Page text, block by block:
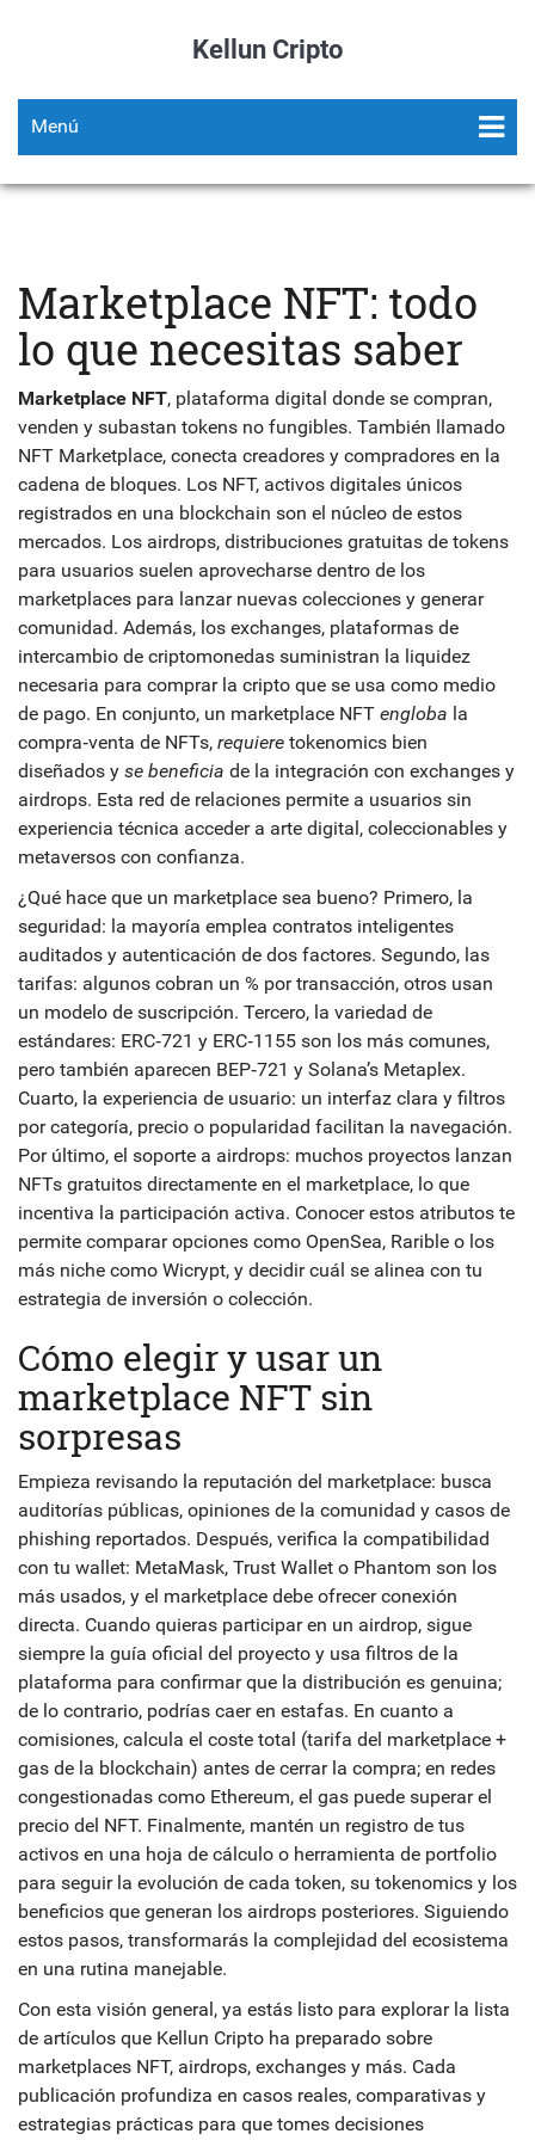
Kellun Cripto
Menú
Marketplace NFT: todo
lo que necesitas saber
Marketplace NFT, plataforma digital donde se compran,
venden y subastan tokens no fungibles. También llamado
NFT Marketplace, conecta creadores y compradores en la
cadena de bloques. Los NFT, activos digitales únicos
registrados en una blockchain son el núcleo de estos
mercados. Los airdrops, distribuciones gratuitas de tokens
para usuarios suelen aprovecharse dentro de los
marketplaces para lanzar nuevas colecciones y generar
comunidad. Además, los exchanges, plataformas de
intercambio de criptomonedas suministran la liquidez
necesaria para comprar la cripto que se usa como medio
de pago. En conjunto, un marketplace NFT engloba la
compra‑venta de NFTs, requiere tokenomics bien
diseñados y se beneficia de la integración con exchanges y
airdrops. Esta red de relaciones permite a usuarios sin
experiencia técnica acceder a arte digital, coleccionables y
metaversos con confianza.
¿Qué hace que un marketplace sea bueno? Primero, la
seguridad: la mayoría emplea contratos inteligentes
auditados y autenticación de dos factores. Segundo, las
tarifas: algunos cobran un % por transacción, otros usan
un modelo de suscripción. Tercero, la variedad de
estándares: ERC‑721 y ERC‑1155 son los más comunes,
pero también aparecen BEP‑721 y Solana’s Metaplex.
Cuarto, la experiencia de usuario: un interfaz clara y filtros
por categoría, precio o popularidad facilitan la navegación.
Por último, el soporte a airdrops: muchos proyectos lanzan
NFTs gratuitos directamente en el marketplace, lo que
incentiva la participación activa. Conocer estos atributos te
permite comparar opciones como OpenSea, Rarible o los
más niche como Wicrypt, y decidir cuál se alinea con tu
estrategia de inversión o colección.
Cómo elegir y usar un
marketplace NFT sin
sorpresas
Empieza revisando la reputación del marketplace: busca
auditorías públicas, opiniones de la comunidad y casos de
phishing reportados. Después, verifica la compatibilidad
con tu wallet: MetaMask, Trust Wallet o Phantom son los
más usados, y el marketplace debe ofrecer conexión
directa. Cuando quieras participar en un airdrop, sigue
siempre la guía oficial del proyecto y usa filtros de la
plataforma para confirmar que la distribución es genuina;
de lo contrario, podrías caer en estafas. En cuanto a
comisiones, calcula el coste total (tarifa del marketplace +
gas de la blockchain) antes de cerrar la compra; en redes
congestionadas como Ethereum, el gas puede superar el
precio del NFT. Finalmente, mantén un registro de tus
activos en una hoja de cálculo o herramienta de portfolio
para seguir la evolución de cada token, su tokenomics y los
beneficios que generan los airdrops posteriores. Siguiendo
estos pasos, transformarás la complejidad del ecosistema
en una rutina manejable.
Con esta visión general, ya estás listo para explorar la lista
de artículos que Kellun Cripto ha preparado sobre
marketplaces NFT, airdrops, exchanges y más. Cada
publicación profundiza en casos reales, comparativas y
estrategias prácticas para que tomes decisiones